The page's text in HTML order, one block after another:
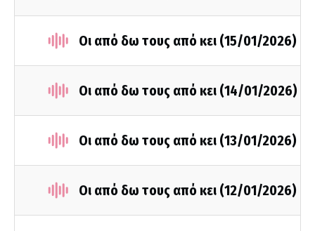
Οι από δω τους από κει (15/01/2026)
Οι από δω τους από κει (14/01/2026)
Οι από δω τους από κει (13/01/2026)
Οι από δω τους από κει (12/01/2026)